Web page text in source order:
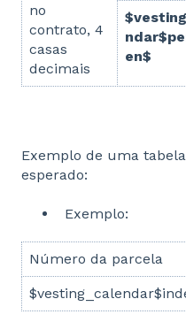
no
contrato, 4
casas
decimais
en$
Exemplo de uma
esperado:
Exemplo:
Número da parcela